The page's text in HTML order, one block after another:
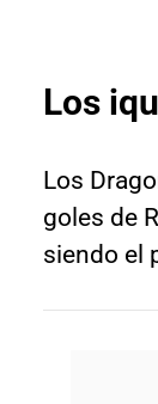
Los
Los
goles de
siendo el